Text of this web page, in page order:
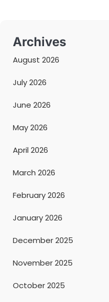
Archives
August 2026
July 2026
June 2026
May 2026
April 2026
March 2026
February 2026
January 2026
December 2025
November 2025
October 2025